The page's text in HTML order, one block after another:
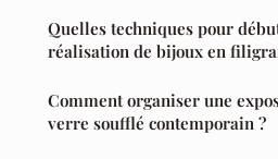
Quelles techniques pour
réalisation de bijoux en
Comment organiser une
verre soufflé contemporain ?